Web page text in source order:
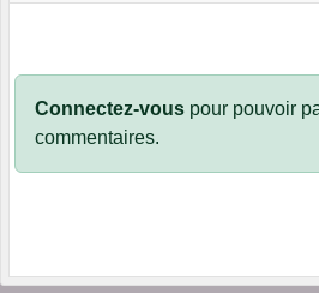
Connectez-vous pour pouvoir
commentaires.